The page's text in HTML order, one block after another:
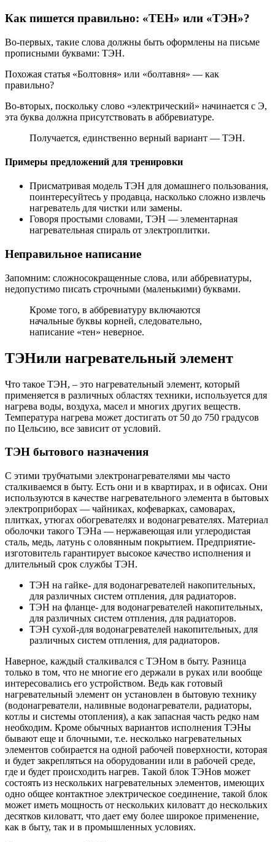
Как пишется правильно: «ТЕН» или «ТЭН»?
Во-первых, такие слова должны быть оформлены на письме
прописными буквами: ТЭН.
Похожая статья «Болтовня» или «болтавня» — как
правильно?
Во-вторых, поскольку слово «электрический» начинается с Э,
эта буква должна присутствовать в аббревиатуре.
Получается, единственно верный вариант — ТЭН.
Примеры предложений для тренировки
Присматривая модель ТЭН для домашнего пользования,
поинтересуйтесь у продавца, насколько сложно извлечь
нагреватель для чистки или замены.
Говоря простыми словами, ТЭН — элементарная
нагревательная спираль от электроплитки.
Неправильное написание
Запомним: сложносокращенные слова, или аббревиатуры,
недопустимо писать строчными (маленькими) буквами.
Кроме того, в аббревиатуру включаются
начальные буквы корней, следовательно,
написание «тен» неверное.
ТЭНили нагревательный элемент
Что такое ТЭН, – это нагревательный элемент, который
применяется в различных областях техники, используется для
нагрева воды, воздуха, масел и многих других веществ.
Температура нагрева может достигать от 50 до 750 градусов
по Цельсию, все зависит от условий.
ТЭН бытового назначения
С этими трубчатыми электронагревателями мы часто
сталкиваемся в быту. Есть они и в квартирах, и в офисах. Они
используются в качестве нагревательного элемента в бытовых
электроприборах — чайниках, кофеварках, самоварах,
плитках, утюгах обогревателях и водонагревателях. Материал
оболочки такого ТЭНа — нержавеющая или углеродистая
сталь, медь, латунь с оловянным покрытием. Предприятие-
изготовитель гарантирует высокое качество исполнения и
длительный срок службы ТЭН.
ТЭН на гайке- для водонагревателей накопительных,
для различных систем отпления, для радиаторов.
ТЭН на фланце- для водонагревателей накопительных,
для различных систем отпления, для радиаторов.
ТЭН сухой-для водонагревателей накопительных, для
различных систем отпления, для радиаторов.
Наверное, каждый сталкивался с ТЭНом в быту. Разница
только в том, что не многие его держали в руках или вообще
интересовались его устройством. Ведь как готовый
нагревательный элемент он установлен в бытовую технику
(водонагреватели, наливные водонагреватели, радиаторы,
котлы и системы отопления), а как запасная часть редко нам
необходим. Кроме обычных вариантов исполнения ТЭНы
бывают еще и блочными, т.е. несколько нагревательных
элементов собирается на одной рабочей поверхности, которая
и будет закрепляться на оборудовании или в рабочей среде,
где и будет происходить нагрев. Такой блок ТЭНов может
состоять из нескольких нагревательных элементов, имеющих
одно общее контактное электрическое соединение, такой блок
может иметь мощность от нескольких киловатт до нескольких
десятков киловатт, что дает ему более широкое применение,
как в быту, так и в промышленных условиях.